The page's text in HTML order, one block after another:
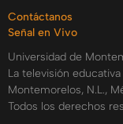
mezcla de colores
Categorías:
Contáctanos
Señal en Vivo
Universidad de
La televisión
Montemorelos, N.L.,
Todos los derechos